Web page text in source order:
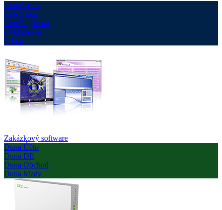
AutoServis
AutoSalon
AutoPůjčovna
CykloServis
Eshop
Zakázkový software
Duna Účto
Duna DE
Duna Obchod
Duna Mzdy